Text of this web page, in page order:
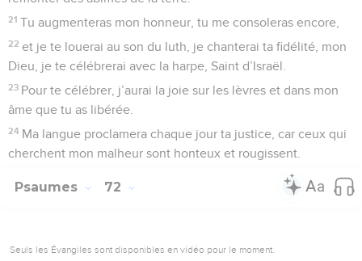
21 Tu augmenteras mon honneur, tu me consoleras encore,
22 et je te louerai au son du luth, je chanterai ta fidélité, mon
Dieu, je te célébrerai avec la harpe, Saint d’Israël.
23 Pour te célébrer, j’aurai la joie sur les lèvres et dans mon
âme que tu as libérée.
24 Ma langue proclamera chaque jour ta justice, car ceux qui
cherchent mon malheur sont honteux et rougissent.
Psaumes 72
Seuls les Évangiles sont disponibles en vidéo pour le moment.